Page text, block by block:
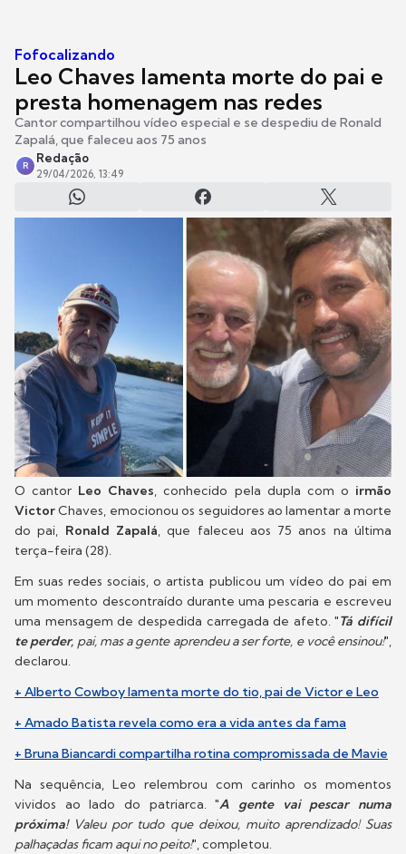
Fofocalizando
Leo Chaves lamenta morte do pai e
presta homenagem nas redes
Cantor compartilhou vídeo especial e se despediu de Ronald
Zapalá, que faleceu aos 75 anos
R
Redação
29/04/2026, 13:49
O cantor Leo Chaves, conhecido pela dupla com o irmão
VictorChaves, emocionou os seguidores ao lamentar a morte
do pai, Ronald Zapalá, que faleceu aos 75 anos na última
terça-feira (28).
Em suas redes sociais, o artista publicou um vídeo do pai em
um momento descontraído durante uma pescaria e escreveu
uma mensagem de despedida carregada de afeto. "Tá difícil
te perder, pai, mas a gente aprendeu a ser forte, e você ensinou!",
declarou.
+ Alberto Cowboy lamenta morte do tio, pai de Victor e Leo
+ Amado Batista revela como era a vida antes da fama
+ Bruna Biancardi compartilha rotina compromissada de Mavie
Na sequência, Leo relembrou com carinho os momentos
vividos ao lado do patriarca. "A gente vai pescar numa
próxima!Valeu por tudo que deixou, muito aprendizado! Suas
palhaçadas ficam aqui no peito!", completou.